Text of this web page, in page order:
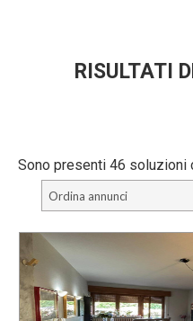
RISULTATI
Sono presenti 46 soluzioni
Ordina annunci